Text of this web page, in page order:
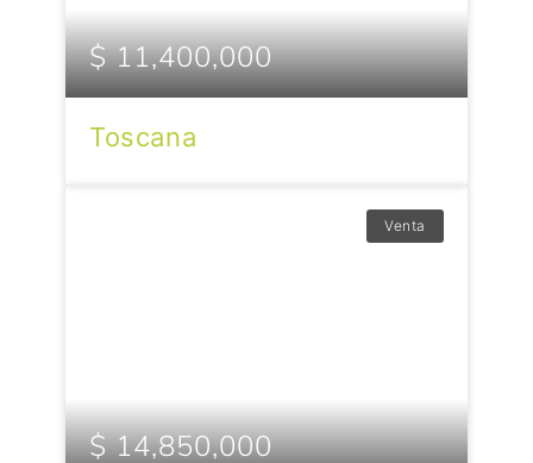
$ 11,400,000
Toscana
Venta
$ 14,850,000